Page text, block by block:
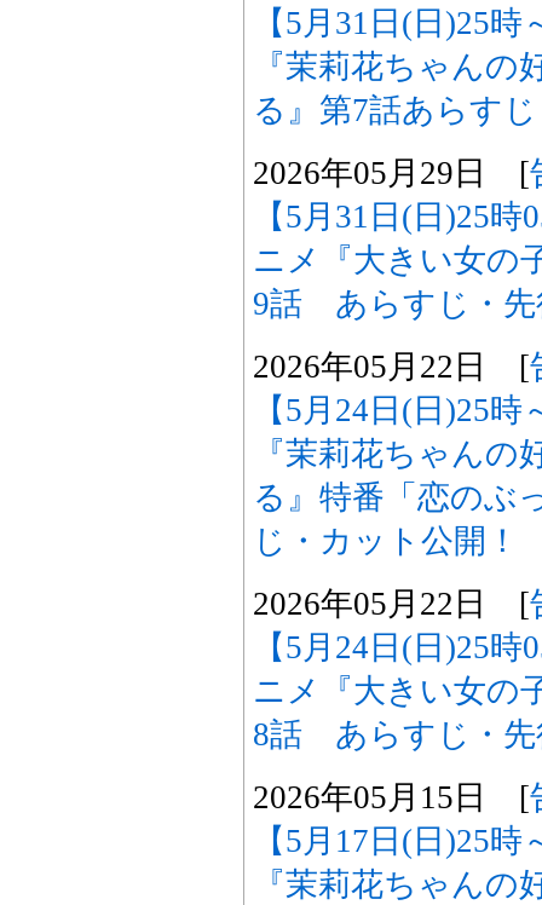
【5月31日(日)25
『茉莉花ちゃん
る』第7話あらす
2026年05月29日 [
【5月31日(日)25
ニメ『大きい女の
9話 あらすじ・先
2026年05月22日 [
【5月24日(日)25
『茉莉花ちゃん
る』特番「恋のぶ
じ・カット公開！
2026年05月22日 [
【5月24日(日)25
ニメ『大きい女の
8話 あらすじ・先
2026年05月15日 [
【5月17日(日)25
『茉莉花ちゃん